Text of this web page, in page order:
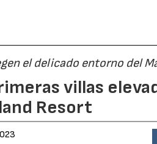
el delicado entorno del
villas
Resort